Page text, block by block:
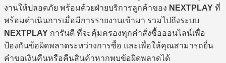
งานให้ปลอดภัย พร้อมด้วยฝ่ายบริการลูกค้าของ NEXTPLAY ที่
พร้อมดำเนินการเมื่อมีการรายงานเข้ามา รวมไปถึงระบบ
NEXTPLAY การันตี ที่จะคุ้มครองทุกคำสั่งซื้อออนไลน์เพื่อ
ป้องกันข้อผิดพลาดระหว่างการซื้อ และเพื่อให้คุณสามารถยื่น
คำขอเงินคืนหรือคืนสินค้าหากพบข้อผิดพลาดได้